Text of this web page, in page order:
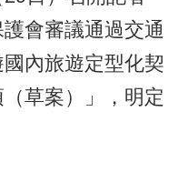
會審議通過交通
內旅遊定型化契
草案）」，明定